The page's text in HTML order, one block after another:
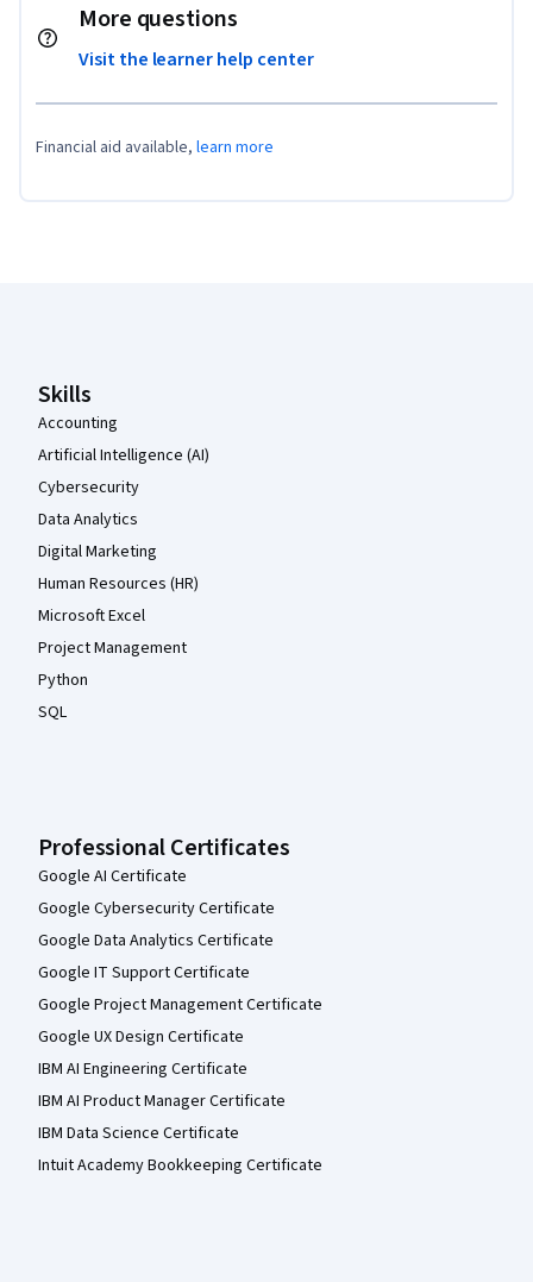
More questions
Visit the learner help center
Financial aid available, learn more
Skills
Accounting
Artificial Intelligence (AI)
Cybersecurity
Data Analytics
Digital Marketing
Human Resources (HR)
Microsoft Excel
Project Management
Python
SQL
Professional Certificates
Google AI Certificate
Google Cybersecurity Certificate
Google Data Analytics Certificate
Google IT Support Certificate
Google Project Management Certificate
Google UX Design Certificate
IBM AI Engineering Certificate
IBM AI Product Manager Certificate
IBM Data Science Certificate
Intuit Academy Bookkeeping Certificate